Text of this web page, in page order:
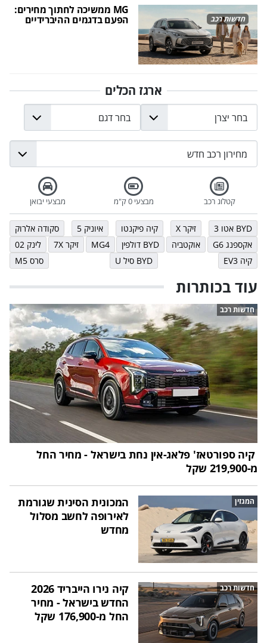
MG ממשיכה לחתוך מחירים:
הפעם בדגמים ההיברידיים חדשות רכב
ארגז הכלים
קטלוג רכב מבצעי 0 ק"מ מבצעי יבואן
BYD אטו 3 זיקר X קיה פיקנטו איוניק 5
סקודה אלרוק
אקספנג G6
אוקטביה BYD דולפין MG4 זיקר 7X
לינק 02
קיה EV3
BYD סיל U סרס M5
עוד בכותרות
חדשות רכב
קיה ספורטאז' פלאג-אין נחת בישראל - מחיר החל
מ-219,900 שקל
המגזין
המכונית הסינית שגורמת
לאירופה לחשב מסלול
מחדש
חדשות רכב
קיה נירו הייבריד 2026
החדש בישראל - מחיר
החל מ-176,900 שקל